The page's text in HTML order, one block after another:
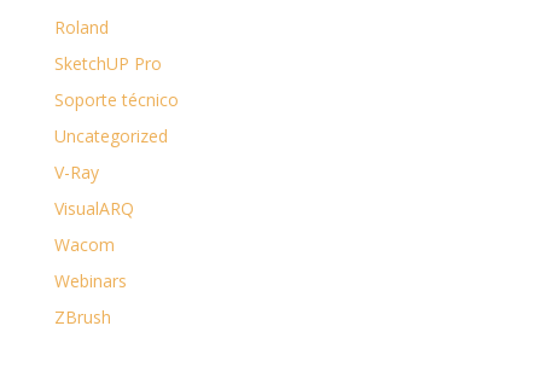
Roland
SketchUP Pro
Soporte técnico
Uncategorized
V-Ray
VisualARQ
Wacom
Webinars
ZBrush